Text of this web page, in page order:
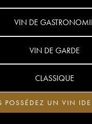
VIN DE
VIN DE GARDE
CLASSIQUE
POSSÉDEZ UN VIN